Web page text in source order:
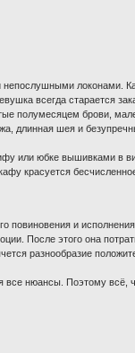
локонами.
всегда старается
полумесяцем брови,
длинная шея и
или юбке вышивками в
красуется
повиновения и
После этого она
разнообразие
нюансы. Поэтому всё,